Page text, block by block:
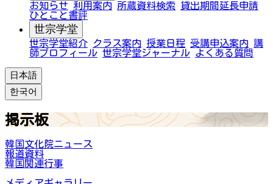
お知らせ 利用案内 所蔵資料検索
貸出期間延長申請
ひとこと書評
世宗学堂
世宗学堂紹介 クラス案内 授業日程 受講申込案内 講
師プロフィール 世宗学堂ジャーナル よくある質問
日本語
한국어
掲示板
韓国文化院ニュース
報道資料
韓国関連行事